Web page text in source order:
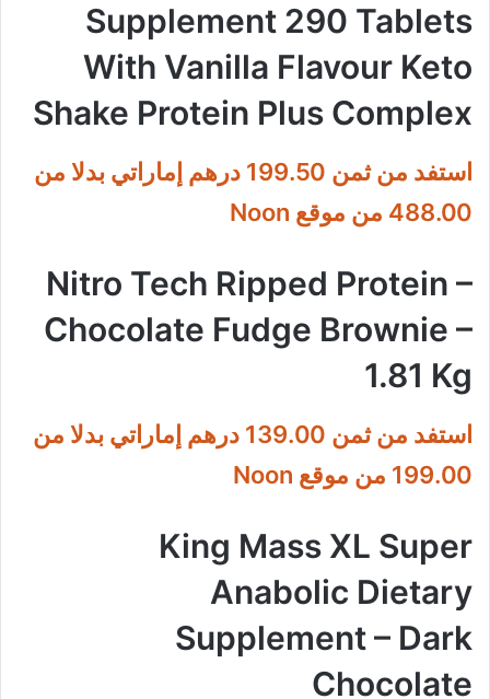
Supplement 290 Tablets
With Vanilla Flavour Keto
Shake Protein Plus Complex
استفد من ثمن 199.50 درهم إماراتي بدلا من
488.00 من موقع Noon
Nitro Tech Ripped Protein –
Chocolate Fudge Brownie –
1.81 Kg
استفد من ثمن 139.00 درهم إماراتي بدلا من
199.00 من موقع Noon
King Mass XL Super
Anabolic Dietary
Supplement – Dark
Chocolate